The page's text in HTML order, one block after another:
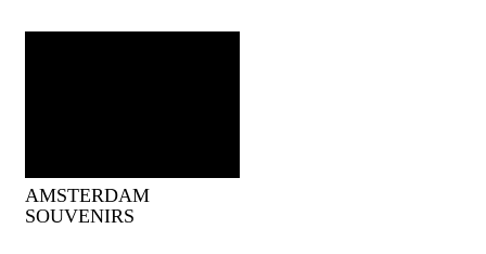
AMSTERDAM
SOUVENIRS